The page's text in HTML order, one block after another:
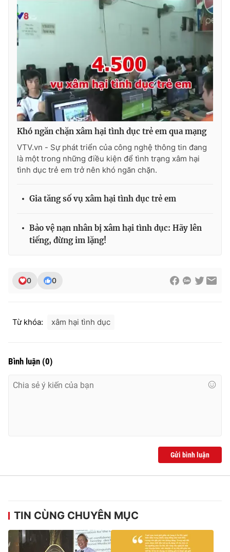
THỜI BÁO VTV
Theo dõi báo trên
Cơ quan chủ quản: Đài Truyền hình Việt Nam
Cơ quan báo chí: Thời báo VTV
Giấy phép hoạt động báo in và báo điện tử số 483/GP-BTTTT
cấp ngày 29/12/2023
Phó Tổng Biên tập:Nguyễn Thị Mỹ Hạnh, Phạm Quốc Thắng,
Ðiện thoại Thời báo VTV:024.66 897 897
Khó ngăn chặn xâm hại tình dục trẻ em qua mạng
VTV.vn - Sự phát triển của công nghệ thông tin đang
là một trong những điều kiện để tình trạng xâm hại
tình dục trẻ em trở nên khó ngăn chặn.
Gia tăng số vụ xâm hại tình dục trẻ em
Bảo vệ nạn nhân bị xâm hại tình dục: Hãy lên
tiếng, đừng im lặng!
0 0
Từ khóa: xâm hại tình dục
Bình luận (0)
Gửi bình luận
TIN CÙNG CHUYÊN MỤC